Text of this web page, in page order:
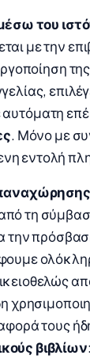
του
με την
αυτόματη
. Μόνο με
εντολή
τη
την
τους
βιβλίων